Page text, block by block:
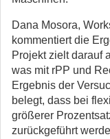
Dana Mosora,
kommentiert die
Projekt zielt darauf
was mit rPP und
Ergebnis der
belegt, dass bei
größerer
zurückgeführt